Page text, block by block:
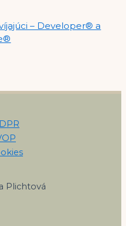
– Developer® a
Plichtová